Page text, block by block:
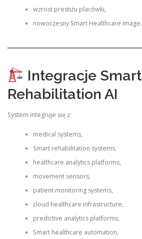
wzrost prestiżu placówki,
nowoczesny Smart Healthcare image.
Integracje Smart
Rehabilitation AI
System integruje się z:
medical systems,
Smart rehabilitation systems,
healthcare analytics platforms,
movement sensors,
patient monitoring systems,
cloud healthcare infrastructure,
predictive analytics platforms,
Smart healthcare automation,